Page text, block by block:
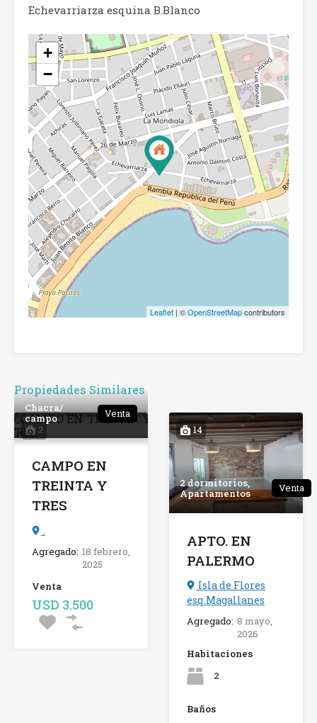
Echevarriarza esquina B.Blanco
+
−
Leaflet | ©OpenStreetMapcontributors
Propiedades Similares
2
Chacra/
campo
Venta
CAMPO EN
TREINTA Y
TRES
.
Agregado: 18 febrero,
2025
Venta
USD 3.500
14
2 dormitorios,
Apartamentos
Venta
APTO. EN
PALERMO
Isla de Flores
esq.Magallanes
Agregado: 8 mayo,
2026
Habitaciones
2
Baños